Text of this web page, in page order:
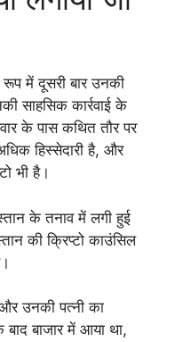
में दूसरी बार उनकी
साहसिक कार्रवाई के
के पास कथित तौर पर
हिस्सेदारी है, और
भी है।
के तनाव में लगी हुई
की क्रिप्टो काउंसिल
उनकी पत्नी का
बाजार में आया था,